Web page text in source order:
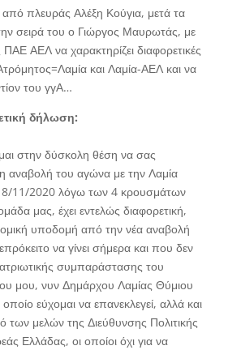
πλευράς Αλέξη Κούγια, μετά τα
σειρά του ο Γιώργος Μαυρωτάς, με
ΠΑΕ ΑΕΛ να χαρακτηρίζει διαφορετικές
και Λαμία-ΑΕΛ και να
του γγΑ…
δήλωση:
στην δύσκολη θέση να σας
αναβολή του αγώνα με την Λαμία
8/11/2020 λόγω των 4 κρουσμάτων
μας, έχει εντελώς διαφορετική,
υποδομή από την νέα αναβολή
να γίνει σήμερα και που δεν
συμπαράστασης του
μου, νυν Δημάρχου Λαμίας Θύμιου
εύχομαι να επανεκλεγεί, αλλά και
των μελών της Διεύθυνσης Πολιτικής
Ελλάδας, οι οποίοι όχι για να